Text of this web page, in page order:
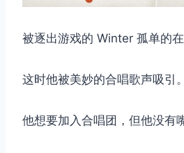
被逐出游戏的 Winter 孤单的在
这时他被美妙的合唱歌声吸引。
他想要加入合唱团，但他没有